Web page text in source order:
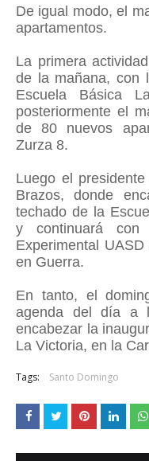
De igual modo, el
apartamentos.
La primera
de la mañana, con
Escuela Básica
posteriormente el
de 80 nuevos
Zurza 8.
Luego el
Brazos, donde
techado de la
y continuará con
Experimental
en Guerra.
En tanto, el
agenda del día a
encabezar la
La Victoria, en la
Tags: Santo Domingo